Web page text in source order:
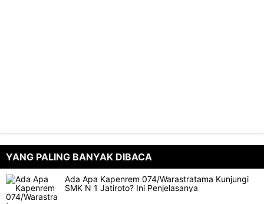
YANG PALING BANYAK DIBACA
Ada Apa Kapenrem 074/Warastratama Kunjungi
SMK N 1 Jatiroto? Ini Penjelasanya